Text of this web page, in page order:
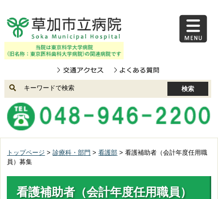
トップページ >診療科・部門 >看護部 > 看護補助者（会計年度任用職
員）募集
看護補助者（会計年度任用職員）